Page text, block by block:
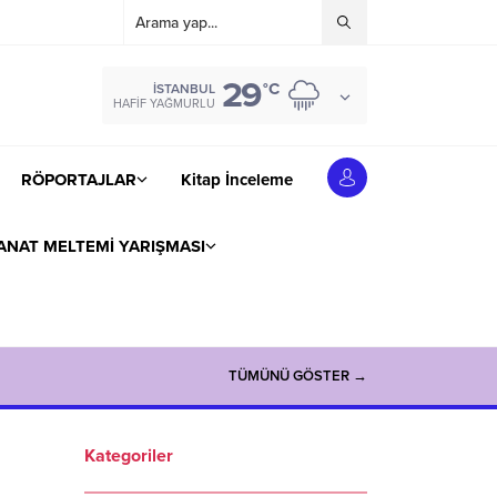
İSTANBUL
HAFIF YAĞMURLU 29°C
RÖPORTAJLAR Kitap İnceleme
MELTEMİ YARIŞMASI
TÜMÜNÜ GÖSTER →
Kategoriler